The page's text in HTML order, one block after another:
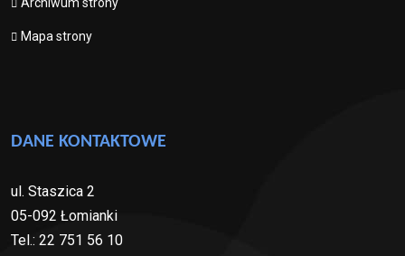
Archiwum strony
Mapa strony
DANE KONTAKTOWE
ul. Staszica 2
05-092 Łomianki
Tel.: 22 751 56 10